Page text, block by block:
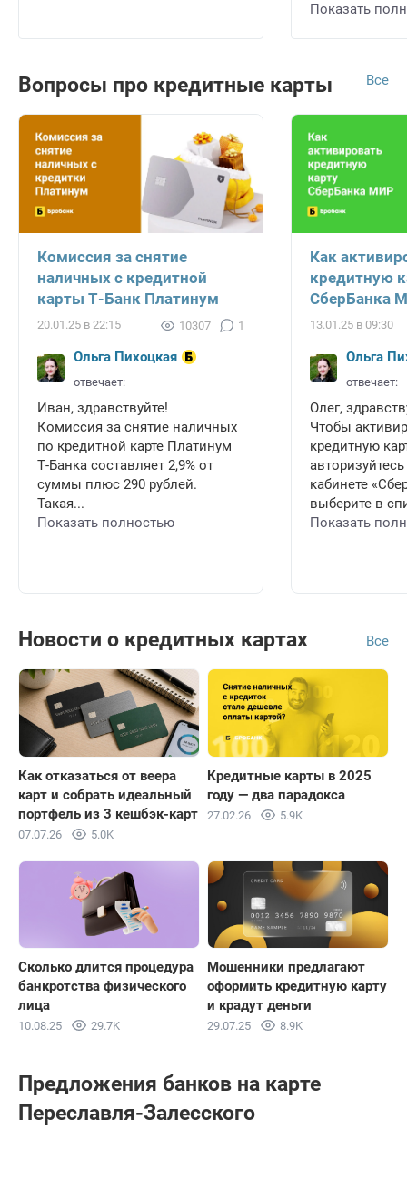
Показать
Вопросы про кредитные карты Все
Комиссия за снятие
наличных с кредитной
карты Т-Банк Платинум
20.01.25 в 22:15 10307 1
Ольга Пихоцкая
отвечает:
Иван, здравствуйте!
Комиссия за снятие наличных
по кредитной карте Платинум
Т-Банка составляет 2,9% от
суммы плюс 290 рублей.
Такая...
Показать полностью
Как
кредитную
СберБанка
13.01.25 в 09:30
Ольга
отвечает:
Олег,
Чтобы
кредитную
кабинете
выберите в
Показать
Новости о кредитных картах Все
Как отказаться от веера
карт и собрать идеальный
портфель из 3 кешбэк-карт
07.07.26 5.0K
Кредитные карты в 2025
году — два парадокса
27.02.26 5.9K
Сколько длится процедура
банкротства физического
лица
10.08.25 29.7K
Мошенники предлагают
оформить кредитную карту
и крадут деньги
29.07.25 8.9K
Предложения банков на карте
Переславля-Залесского